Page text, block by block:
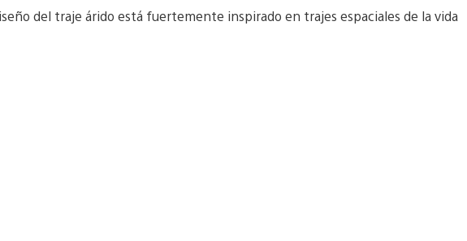
del traje árido está fuertemente inspirado en trajes espaciales de la vida